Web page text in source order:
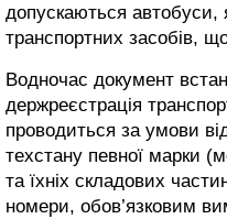
допускаються автобуси,
транспортних засобів,
Водночас документ
держреєстрація
проводиться за умови
техстану певної марки
та їхніх складових
номери, обов’язковим